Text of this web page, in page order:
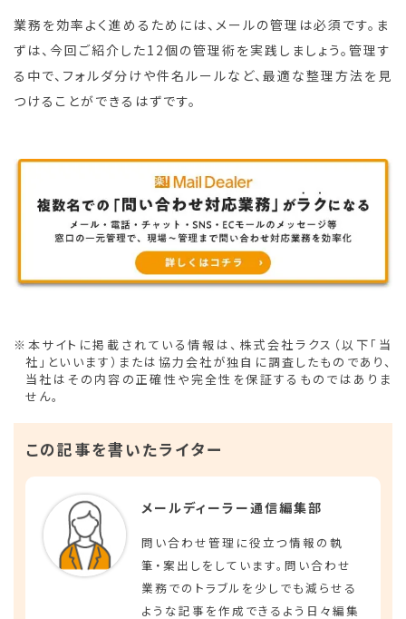
業務を効率よく進めるためには、メールの管理は必須です。ま
ずは、今回ご紹介した12個の管理術を実践しましょう。管理す
る中で、フォルダ分けや件名ルールなど、最適な整理方法を見
つけることができるはずです。
※本サイトに掲載されている情報は、株式会社ラクス（以下「当
社」といいます）または協力会社が独自に調査したものであり、
当社はその内容の正確性や完全性を保証するものではありま
せん。
この記事を書いたライター
メールディーラー通信編集部
問い合わせ管理に役立つ情報の執
筆・案出しをしています。問い合わせ
業務でのトラブルを少しでも減らせる
ような記事を作成できるよう日々編集